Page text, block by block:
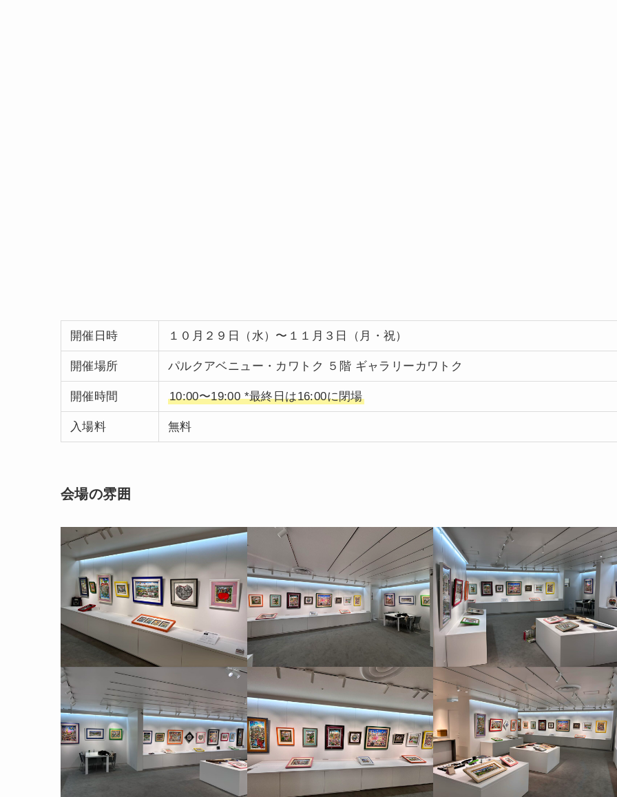
開催日時 １０月２９日（水）〜１１月３日（月・祝）
開催場所 パルクアベニュー・カワトク ５階 ギャラリーカワトク
開催時間 10:00〜19:00 *最終日は16:00に閉場
入場料 無料
会場の雰囲